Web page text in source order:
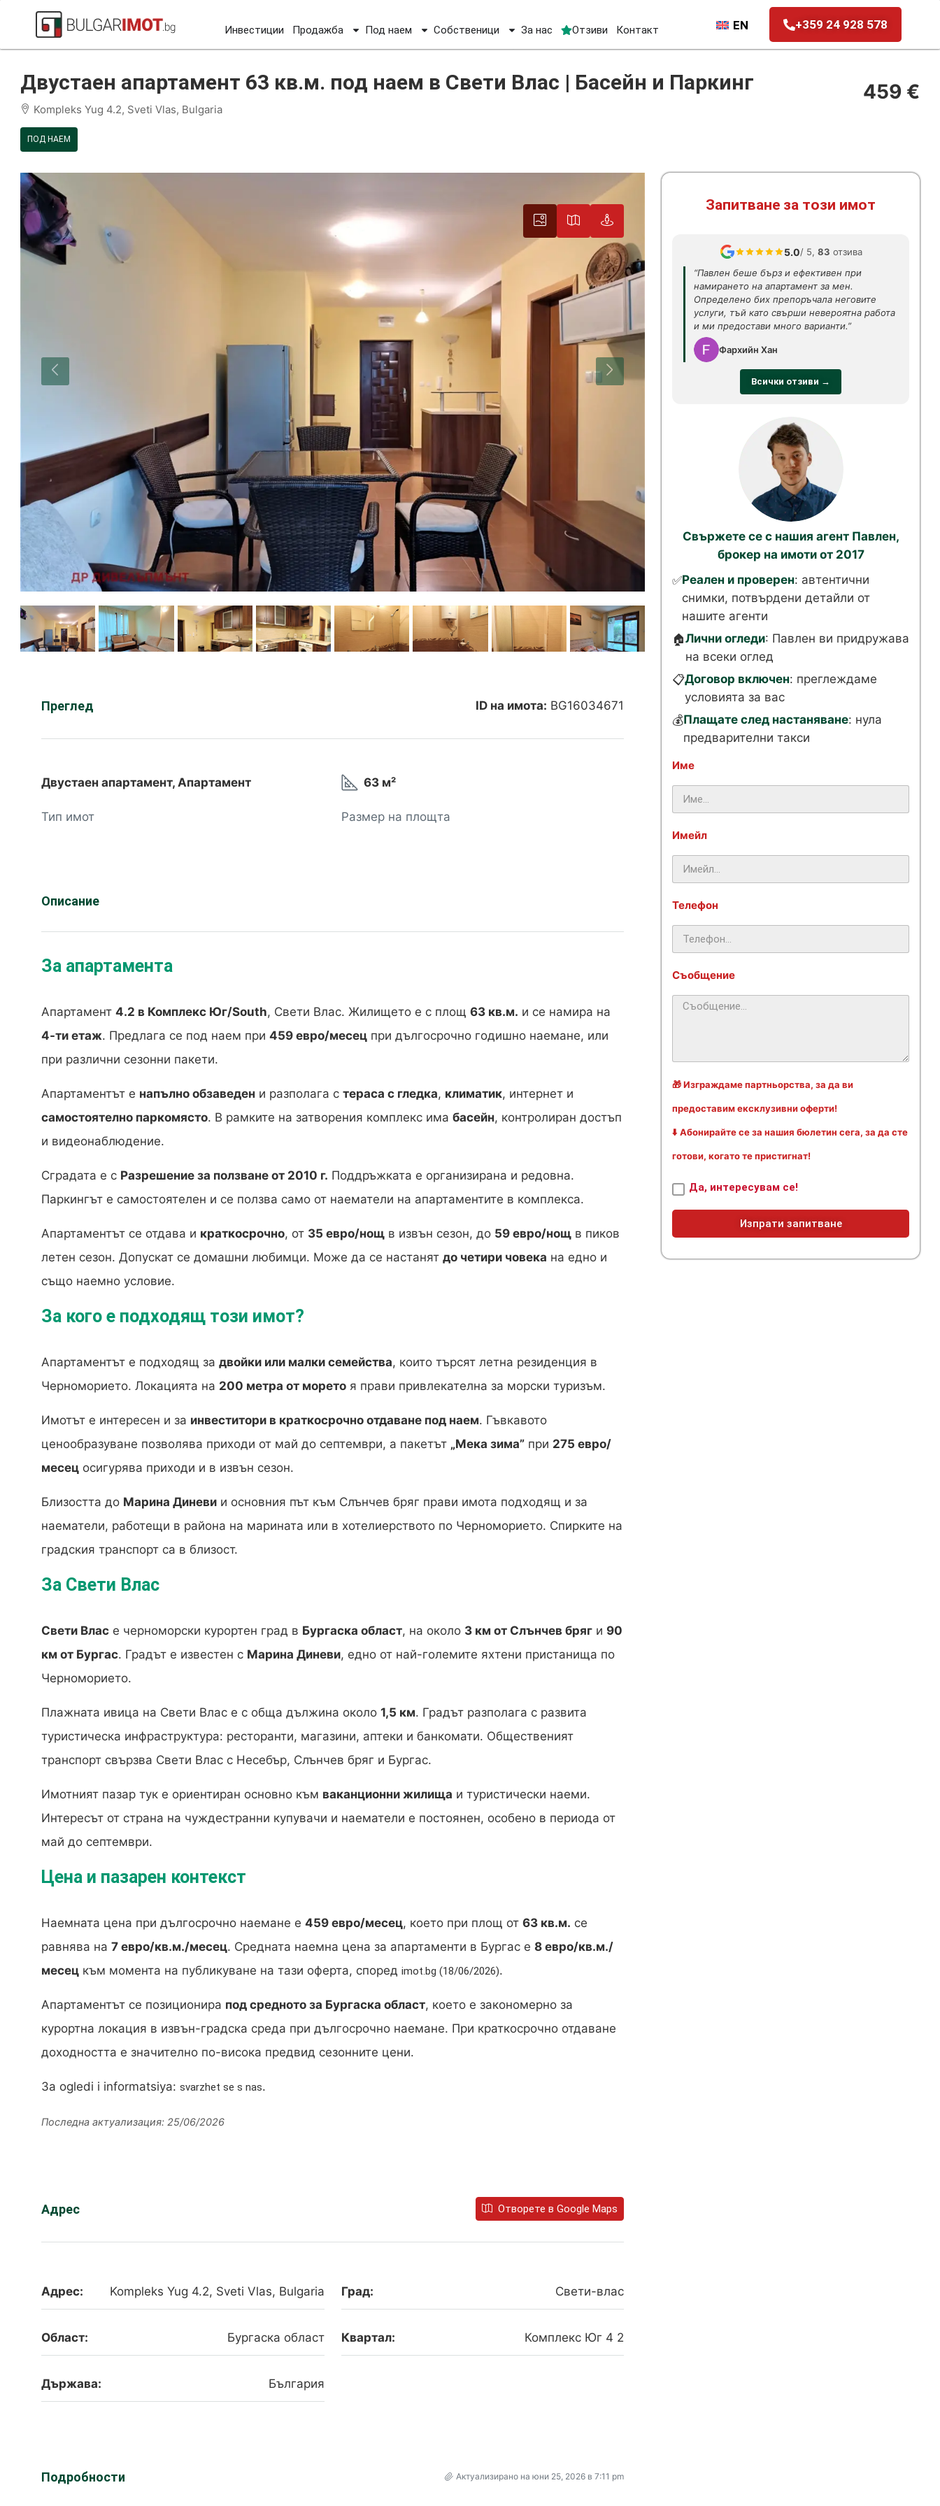
+359 24 928 578
EN
Инвестиции Продажба Под наем Собственици За нас Отзиви
Контакт
Двустаен апартамент 63 кв.м. под наем в Свети Влас | Басейн и Паркинг
Kompleks Yug 4.2, Sveti Vlas, Bulgaria
ПОД НАЕМ
459 €
Преглед ID на имота: BG16034671
Двустаен апартамент, Апартамент
Тип имот
63 м²
Размер на площта
Описание
За апартамента
Апартамент 4.2 в Комплекс Юг/South, Свети Влас. Жилището е с площ 63 кв.м. и се намира на
4-ти етаж. Предлага се под наем при 459 евро/месец при дългосрочно годишно наемане, или
при различни сезонни пакети.
Апартаментът е напълно обзаведен и разполага с тераса с гледка, климатик, интернет и
самостоятелно паркомясто. В рамките на затворения комплекс има басейн, контролиран достъп
и видеонаблюдение.
Сградата е с Разрешение за ползване от 2010 г. Поддръжката е организирана и редовна.
Паркингът е самостоятелен и се ползва само от наематели на апартаментите в комплекса.
Апартаментът се отдава и краткосрочно, от 35 евро/нощ в извън сезон, до 59 евро/нощ в пиков
летен сезон. Допускат се домашни любимци. Може да се настанят до четири човека на едно и
също наемно условие.
За кого е подходящ този имот?
Апартаментът е подходящ за двойки или малки семейства, които търсят летна резиденция в
Черноморието. Локацията на 200 метра от морето я прави привлекателна за морски туризъм.
Имотът е интересен и за инвеститори в краткосрочно отдаване под наем. Гъвкавото
ценообразуване позволява приходи от май до септември, а пакетът „Мека зима” при 275 евро/
месец осигурява приходи и в извън сезон.
Близостта до Марина Диневи и основния път към Слънчев бряг прави имота подходящ и за
наематели, работещи в района на марината или в хотелиерството по Черноморието. Спирките на
градския транспорт са в близост.
За Свети Влас
Свети Влас е черноморски курортен град в Бургаска област, на около 3 км от Слънчев бряг и 90
км от Бургас. Градът е известен с Марина Диневи, едно от най-големите яхтени пристанища по
Черноморието.
Плажната ивица на Свети Влас е с обща дължина около 1,5 км. Градът разполага с развита
туристическа инфраструктура: ресторанти, магазини, аптеки и банкомати. Общественият
транспорт свързва Свети Влас с Несебър, Слънчев бряг и Бургас.
Имотният пазар тук е ориентиран основно към ваканционни жилища и туристически наеми.
Интересът от страна на чуждестранни купувачи и наематели е постоянен, особено в периода от
май до септември.
Цена и пазарен контекст
Наемната цена при дългосрочно наемане е 459 евро/месец, което при площ от 63 кв.м. се
равнява на 7 евро/кв.м./месец. Средната наемна цена за апартаменти в Бургас е 8 евро/кв.м./
месец към момента на публикуване на тази оферта, според imot.bg (18/06/2026).
Апартаментът се позиционира под средното за Бургаска област, което е закономерно за
курортна локация в извън-градска среда при дългосрочно наемане. При краткосрочно отдаване
доходността е значително по-висока предвид сезонните цени.
За ogledi i informatsiya: svarzhet se s nas.
Последна актуализация: 25/06/2026
Адрес Отворете в Google Maps
Адрес: Kompleks Yug 4.2, Sveti Vlas, Bulgaria Град: Свети-влас
Област: Бургаска област Квартал: Комплекс Юг 4 2
Държава: България
Подробности Актуализирано на юни 25, 2026 в 7:11 pm
Запитване за този имот
5.0/ 5, 83 отзива
“Павлен беше бърз и ефективен при
намирането на апартамент за мен.
Определено бих препоръчала неговите
услуги, тъй като свърши невероятна работа
и ми предостави много варианти.”
Фархийн Хан
Всички отзиви →
Свържете се с нашия агент Павлен,
брокер на имоти от 2017
✅Реален и проверен: автентични
снимки, потвърдени детайли от
нашите агенти
🏠Лични огледи: Павлен ви придружава
на всеки оглед
📋Договор включен: преглеждаме
условията за вас
💰Плащате след настаняване: нула
предварителни такси
Име
Имейл
Телефон
Съобщение
🎁 Изграждаме партньорства, за да ви
предоставим ексклузивни оферти!
⬇️ Абонирайте се за нашия бюлетин сега, за да сте
готови, когато те пристигнат!
Да, интересувам се!
Изпрати запитване